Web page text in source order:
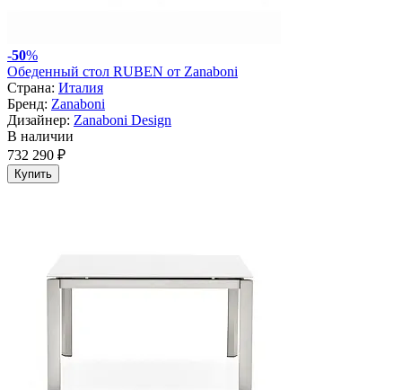
-50%
Обеденный стол RUBEN от Zanaboni
Страна: Италия
Бренд: Zanaboni
Дизайнер: Zanaboni Design
В наличии
732 290 ₽
Купить